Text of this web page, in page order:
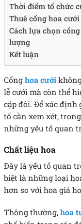
Thời điểm tổ chức
Thuê cổng hoa
Cách lựa chọn
lượng
Kết luận
Cổnghoa cưới
lễ cưới mà còn thể
cặp đôi. Để xác định
tố cần xem xét,
những yếu tố quan
Chất liệu hoa
Đây là yếu tố quan
biệt là những loại
hơn so với hoa giả
Thông thường,hoa